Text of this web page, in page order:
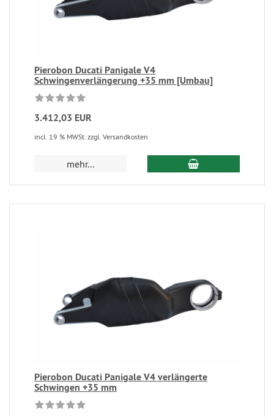
Pierobon Ducati Panigale V4
Schwingenverlängerung +35 mm [Umbau]
3.412,03 EUR
incl. 19 % MWSt. zzgl. Versandkosten
mehr...
Pierobon Ducati Panigale V4 verlängerte
Schwingen +35 mm